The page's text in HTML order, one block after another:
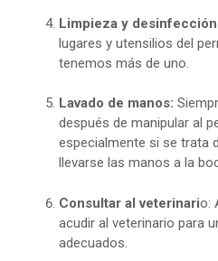
Limpieza y
lugares y utensilios del
tenemos más de uno.
Lavado de manos:
después de manipular al
especialmente si se trata
llevarse las manos a la
Consultar al veterinario:
acudir al veterinario para
adecuados.